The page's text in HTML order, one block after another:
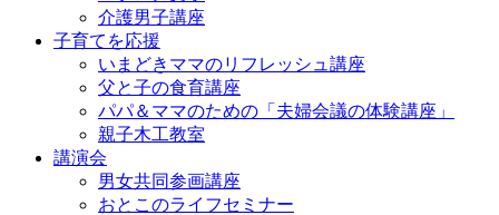
介護男子講座
子育てを応援
いまどきママのリフレッシュ講座
父と子の食育講座
パパ＆ママのための「夫婦会議の体験講座」
親子木工教室
講演会
男女共同参画講座
おとこのライフセミナー